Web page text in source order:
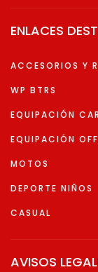
ENLACES
ACCESORIOS Y
WP BTRS
EQUIPACIÓN
EQUIPACIÓN
MOTOS
DEPORTE NIÑOS
CASUAL
AVISOS